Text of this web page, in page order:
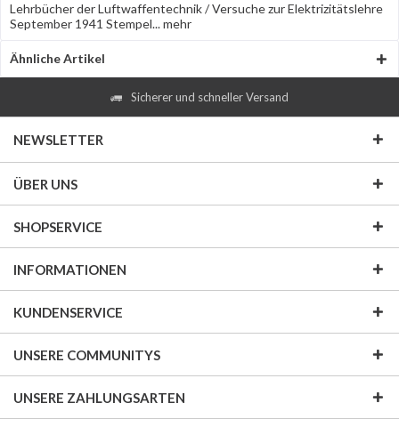
Lehrbücher der Luftwaffentechnik / Versuche zur Elektrizitätslehre
September 1941 Stempel...mehr
Ähnliche Artikel
Sicherer und schneller Versand
NEWSLETTER
ÜBER UNS
SHOPSERVICE
INFORMATIONEN
KUNDENSERVICE
UNSERE COMMUNITYS
UNSERE ZAHLUNGSARTEN